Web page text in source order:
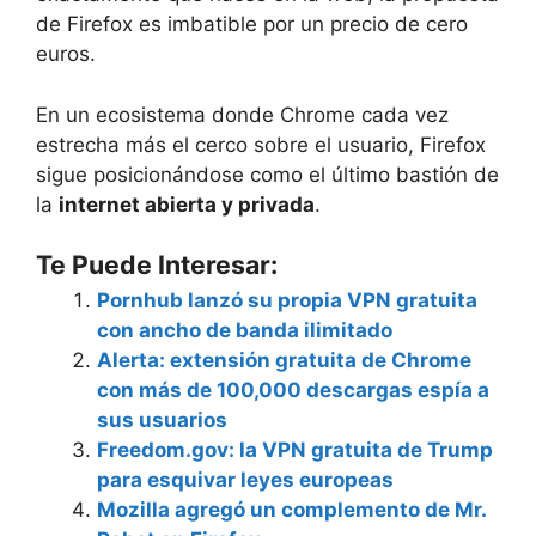
de Firefox es imbatible por un precio de cero
euros.
En un ecosistema donde Chrome cada vez
estrecha más el cerco sobre el usuario, Firefox
sigue posicionándose como el último bastión de
la internet abierta y privada.
Te Puede Interesar:
Pornhub lanzó su propia VPN gratuita
con ancho de banda ilimitado
Alerta: extensión gratuita de Chrome
con más de 100,000 descargas espía a
sus usuarios
Freedom.gov: la VPN gratuita de Trump
para esquivar leyes europeas
Mozilla agregó un complemento de Mr.